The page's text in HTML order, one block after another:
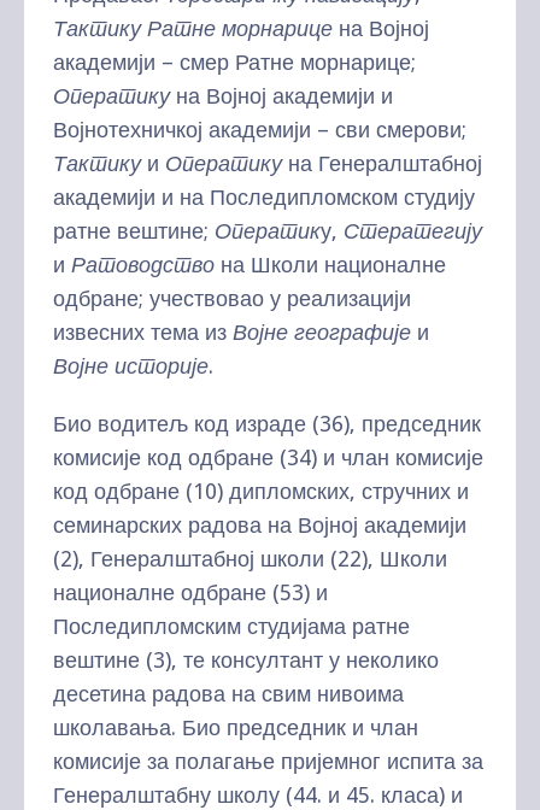
Тактику Ратне морнарице на Војној
академији – смер Ратне морнарице;
Оператику на Војној академији и
Војнотехничкој академији – сви смерови;
Тактикуи Оператикуна Генералштабној
академији и на Последипломском студију
ратне вештине; Оператику, Стератегију
и Ратоводство на Школи националне
одбране; учествовао у реализацији
извесних тема из Војне географије и
Војне историје.
Био водитељ код израде (36), председник
комисије код одбране (34) и члан комисије
код одбране (10) дипломских, стручних и
семинарских радова на Војној академији
(2), Генералштабној школи (22), Школи
националне одбране (53) и
Последипломским студијама ратне
вештине (3), те консултант у неколико
десетина радова на свим нивоима
школавања. Био председник и члан
комисије за полагање пријемног испита за
Генералштабну школу (44. и 45. класа) и